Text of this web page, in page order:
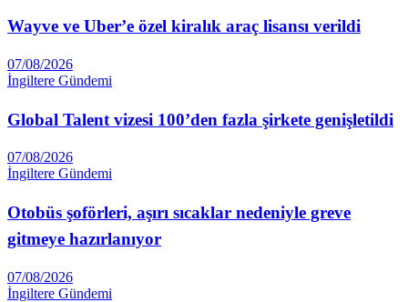
Wayve ve Uber’e özel kiralık araç lisansı verildi
07/08/2026
İngiltere Gündemi
Global Talent vizesi 100’den fazla şirkete genişletildi
07/08/2026
İngiltere Gündemi
Otobüs şoförleri, aşırı sıcaklar nedeniyle greve
gitmeye hazırlanıyor
07/08/2026
İngiltere Gündemi